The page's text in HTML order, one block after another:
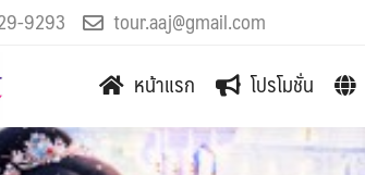
9293 tour.aaj@gmail.com
หน้าแรก โปรโมชั่น